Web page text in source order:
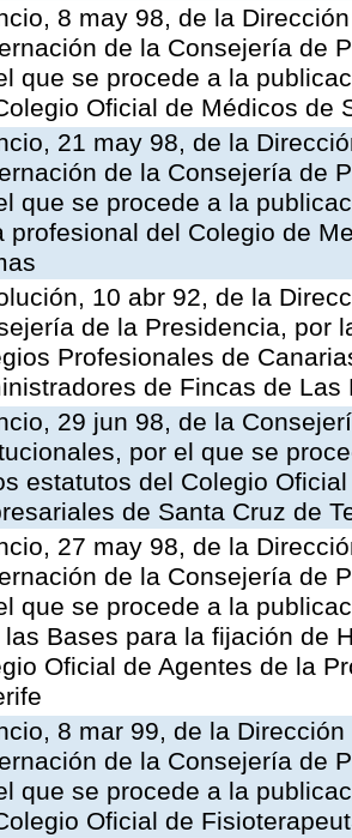
8 may 98, de la
de la Consejería de
que se procede a la
Oficial de Médicos de
21 may 98, de la
de la Consejería de
que se procede a la
profesional del Colegio de
10 abr 92, de la
de la Presidencia, por
Profesionales de
de Fincas de Las
29 jun 98, de la
por el que se
estatutos del Colegio
de Santa Cruz de
27 may 98, de la
de la Consejería de
que se procede a la
Bases para la fijación de
Oficial de Agentes de la
8 mar 99, de la
de la Consejería de
que se procede a la
Oficial de